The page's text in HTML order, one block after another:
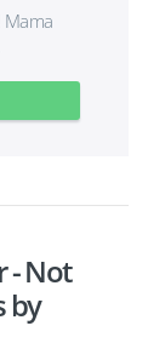
Mama
- Not
by